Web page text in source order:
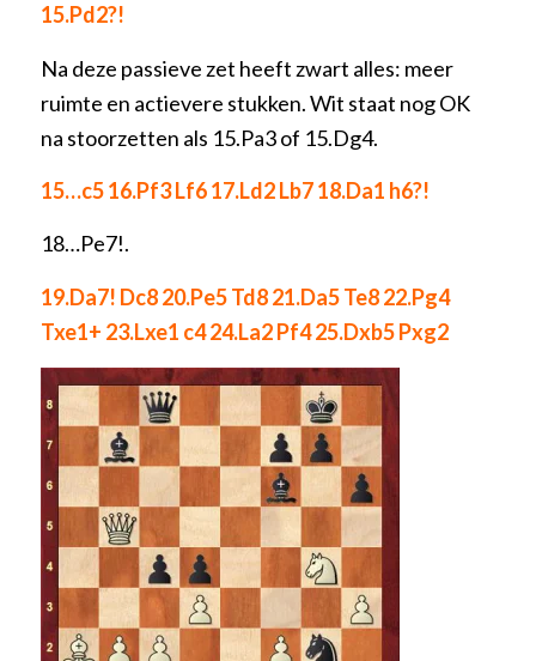
15.Pd2?!
Na deze passieve zet heeft zwart alles: meer
ruimte en actievere stukken. Wit staat nog OK
na stoorzetten als 15.Pa3 of 15.Dg4.
15…c5 16.Pf3 Lf6 17.Ld2 Lb7 18.Da1 h6?!
18…Pe7!.
19.Da7! Dc8 20.Pe5 Td8 21.Da5 Te8 22.Pg4
Txe1+ 23.Lxe1 c4 24.La2 Pf4 25.Dxb5 Pxg2